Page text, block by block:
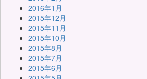
2016年1月
2015年12月
2015年11月
2015年10月
2015年8月
2015年7月
2015年6月